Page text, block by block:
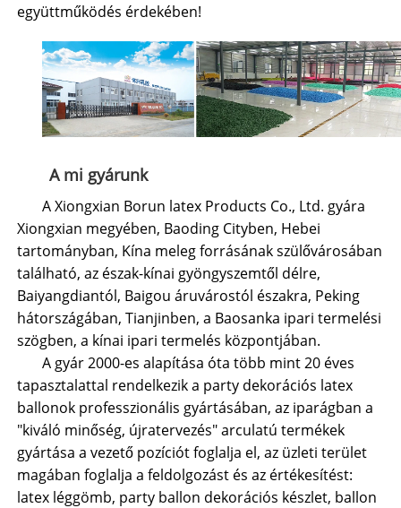
együttműködés érdekében!
A mi gyárunk
A Xiongxian Borun latex Products Co., Ltd. gyára
Xiongxian megyében, Baoding Cityben, Hebei
tartományban, Kína meleg forrásának szülővárosában
található, az észak-kínai gyöngyszemtől délre,
Baiyangdiantól, Baigou áruvárostól északra, Peking
hátországában, Tianjinben, a Baosanka ipari termelési
szögben, a kínai ipari termelés központjában.
A gyár 2000-es alapítása óta több mint 20 éves
tapasztalattal rendelkezik a party dekorációs latex
ballonok professzionális gyártásában, az iparágban a
"kiváló minőség, újratervezés" arculatú termékek
gyártása a vezető pozíciót foglalja el, az üzleti terület
magában foglalja a feldolgozást és az értékesítést:
latex léggömb, party ballon dekorációs készlet, ballon